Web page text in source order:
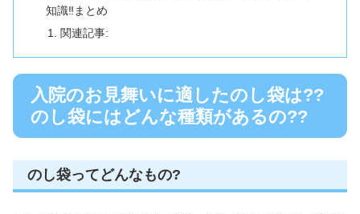
知識‼︎まとめ
関連記事:
入院のお見舞いに適したのし袋は??
のし袋にはどんな種類があるの??
のし袋ってどんなもの?